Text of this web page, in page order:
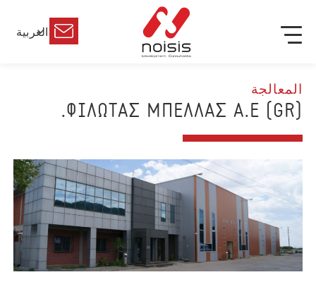
العربية
المعالجة
(GR) ΦΙΛΩΤΑΣ ΜΠΕΛΛΑΣ Α.Ε.